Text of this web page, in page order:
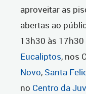
aproveitar as
abertas ao
13h30 às 17h30
Eucaliptos, nos
Novo, Santa
no Centro da